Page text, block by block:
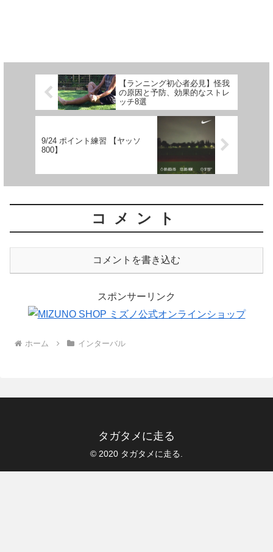
【ランニング初心者必見】怪我
の原因と予防、効果的なストレ
ッチ8選
9/24 ポイント練習 【ヤッソ
800】
コメント
コメントを書き込む
スポンサーリンク
ホーム インターバル
タガタメに走る
© 2020 タガタメに走る.